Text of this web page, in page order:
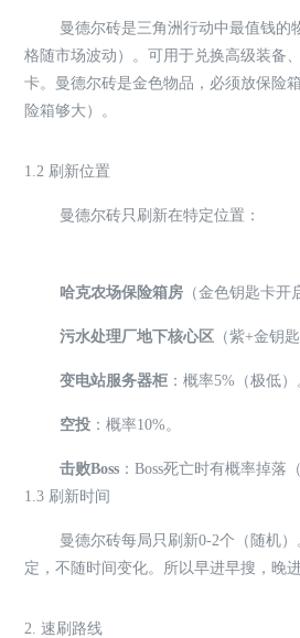
曼德尔砖是三角洲行动中最值钱的
格随市场波动）。可用于兑换高级装备
卡。曼德尔砖是金色物品，必须放保险
险箱够大）。
1.2 刷新位置
曼德尔砖只刷新在特定位置：
哈克农场保险箱房 （金色钥匙卡开
污水处理厂地下核心区 （紫+金钥
变电站服务器柜 ：概率5%（极低）
空投 ：概率10%。
击败Boss ：Boss死亡时有概率掉落
1.3 刷新时间
曼德尔砖每局只刷新0-2个（随机
定，不随时间变化。所以早进早搜，晚
2. 速刷路线